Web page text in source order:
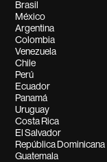
Brasil
México
Argentina
Colombia
Venezuela
Chile
Perú
Ecuador
Panamá
Uruguay
Costa Rica
El Salvador
República Dominicana
Guatemala